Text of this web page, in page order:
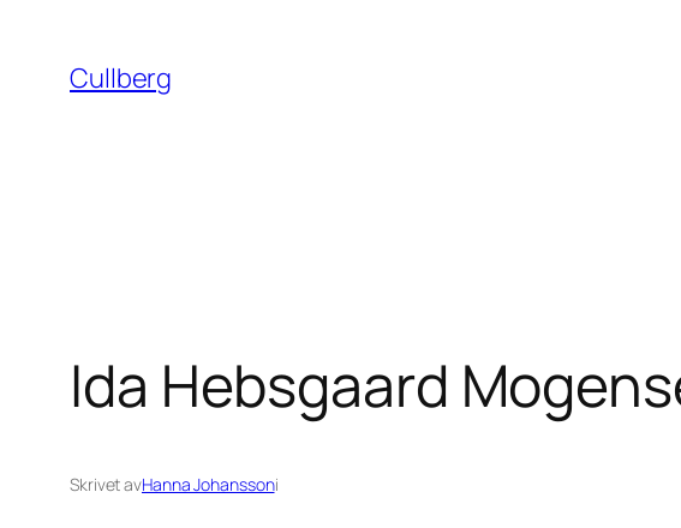
innehåll
Cullberg
Ida Hebsgaard
Skrivet avHanna Johanssoni